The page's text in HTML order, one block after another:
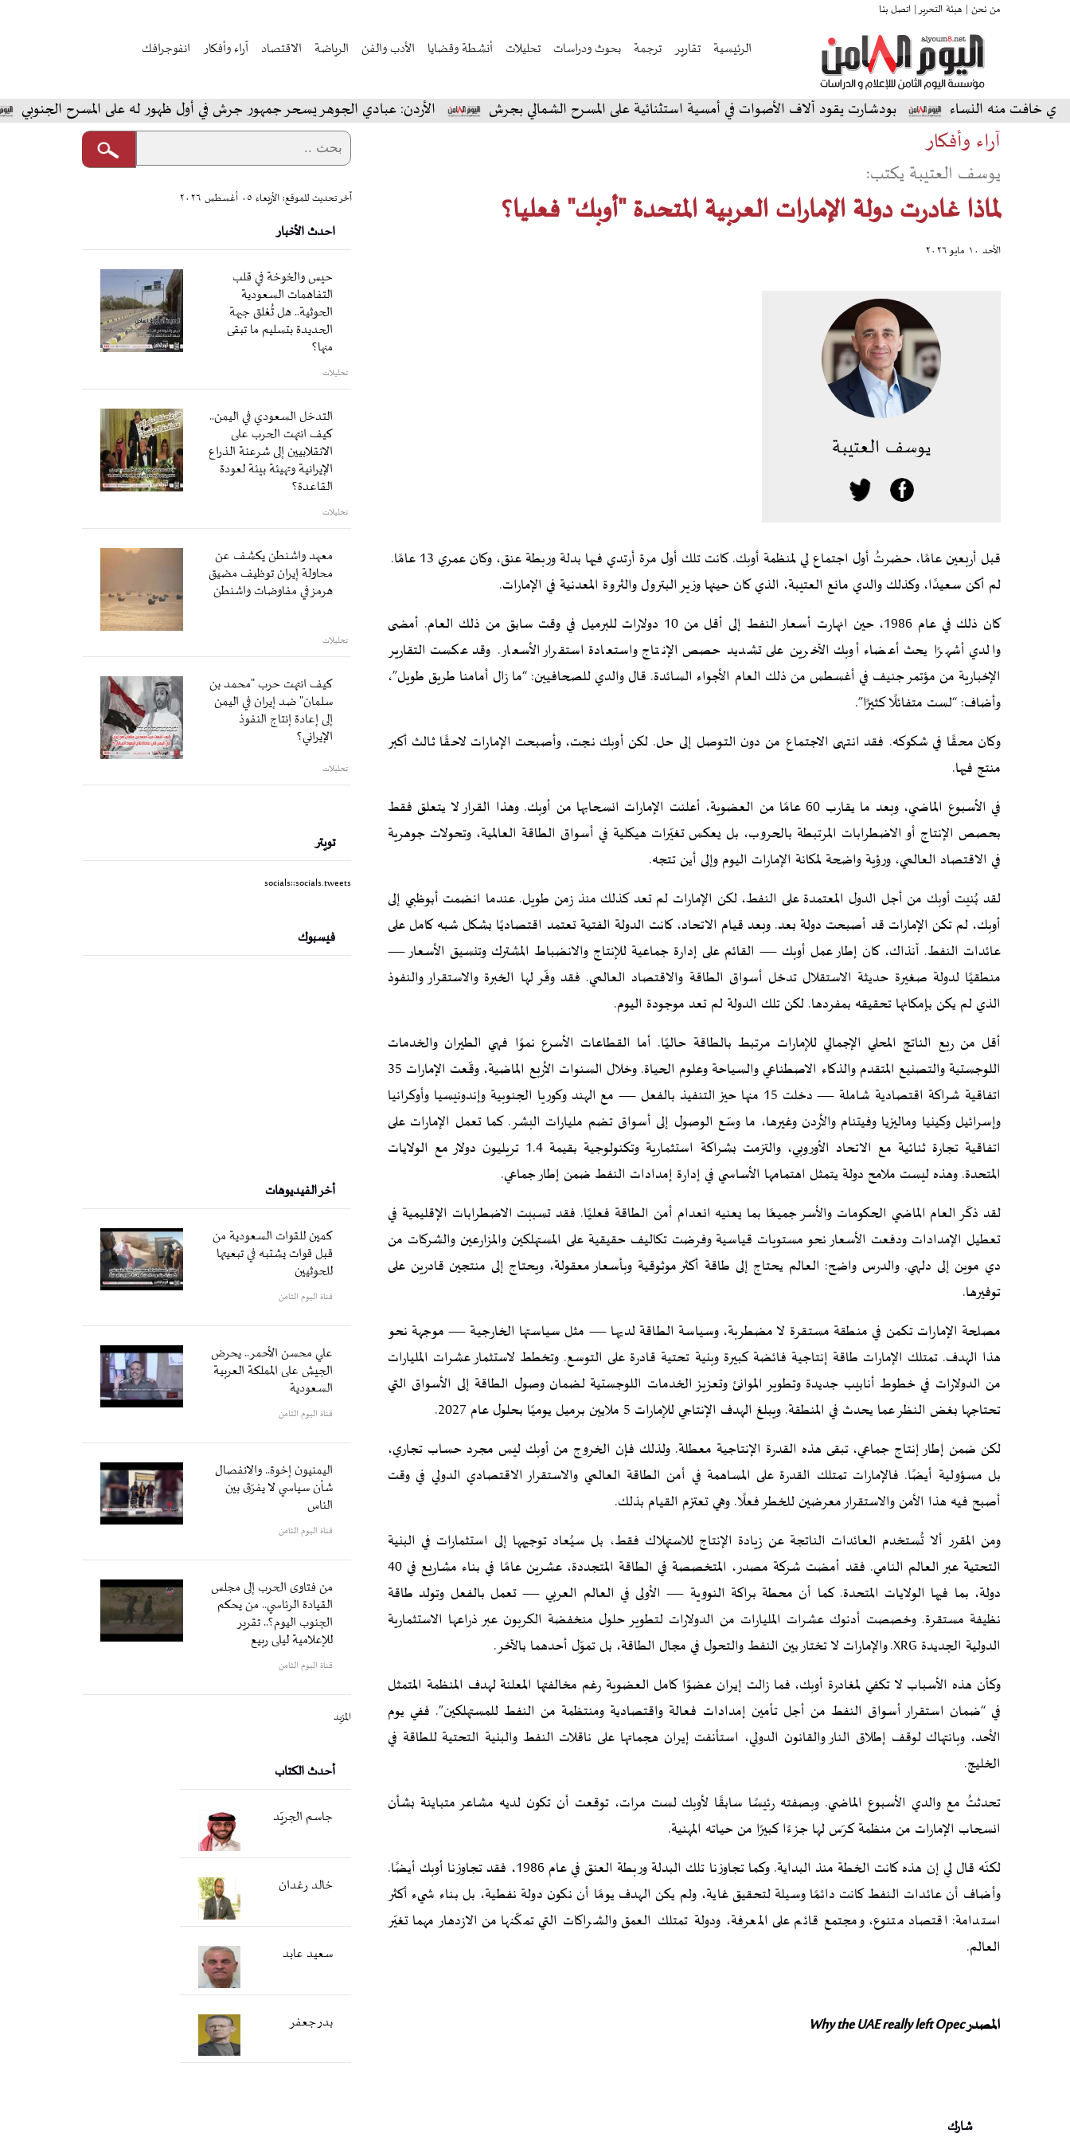
من نحن | هيئة التحرير | اتصل بنا
الرئيسية تقارير ترجمة بحوث ودراسات تحليلات أنشطة وقضايا الأدب والفن الرياضة الاقتصاد آراء وأفكار انفوجرافك
النساء بودشارت يقود آلاف الأصوات في أمسية استثنائية على المسرح الشمالي بجرش الأردن: عبادي الجوهر يسحر جمهور جرش في أول ظهور له على المسرح الجنوبي
آراء وأفكار
يوسف العتيبة يكتب:
لماذا غادرت دولة الإمارات العربية المتحدة "أوبك" فعليا؟
الأحد ١٠ مايو ٢٠٢٦
يوسف العتيبة
قبل أربعين عامًا، حضرتُ أول اجتماع لي لمنظمة أوبك. كانت تلك أول مرة أرتدي فيها بدلة وربطة عنق، وكان عمري 13 عامًا.
لم أكن سعيدًا، وكذلك والدي مانع العتيبة، الذي كان حينها وزير البترول والثروة المعدنية في الإمارات.
كان ذلك في عام 1986، حين انهارت أسعار النفط إلى أقل من 10 دولارات للبرميل في وقت سابق من ذلك العام. أمضى
والدي أشهرًا يحث أعضاء أوبك الآخرين على تشديد حصص الإنتاج واستعادة استقرار الأسعار. وقد عكست التقارير
الإخبارية من مؤتمر جنيف في أغسطس من ذلك العام الأجواء السائدة. قال والدي للصحافيين: “ما زال أمامنا طريق طويل”،
وأضاف: “لست متفائلًا كثيرًا”.
وكان محقًا في شكوكه. فقد انتهى الاجتماع من دون التوصل إلى حل. لكن أوبك نجت، وأصبحت الإمارات لاحقًا ثالث أكبر
منتج فيها.
في الأسبوع الماضي، وبعد ما يقارب 60 عامًا من العضوية، أعلنت الإمارات انسحابها من أوبك. وهذا القرار لا يتعلق فقط
بحصص الإنتاج أو الاضطرابات المرتبطة بالحروب، بل يعكس تغيّرات هيكلية في أسواق الطاقة العالمية، وتحولات جوهرية
في الاقتصاد العالمي، ورؤية واضحة لمكانة الإمارات اليوم وإلى أين تتجه.
لقد بُنيت أوبك من أجل الدول المعتمدة على النفط، لكن الإمارات لم تعد كذلك منذ زمن طويل. عندما انضمت أبوظبي إلى
أوبك، لم تكن الإمارات قد أصبحت دولة بعد. وبعد قيام الاتحاد، كانت الدولة الفتية تعتمد اقتصاديًا بشكل شبه كامل على
عائدات النفط. آنذاك، كان إطار عمل أوبك — القائم على إدارة جماعية للإنتاج والانضباط المشترك وتنسيق الأسعار —
منطقيًا لدولة صغيرة حديثة الاستقلال تدخل أسواق الطاقة والاقتصاد العالمي. فقد وفّر لها الخبرة والاستقرار والنفوذ
الذي لم يكن بإمكانها تحقيقه بمفردها. لكن تلك الدولة لم تعد موجودة اليوم.
أقل من ربع الناتج المحلي الإجمالي للإمارات مرتبط بالطاقة حاليًا. أما القطاعات الأسرع نموًا فهي الطيران والخدمات
اللوجستية والتصنيع المتقدم والذكاء الاصطناعي والسياحة وعلوم الحياة. وخلال السنوات الأربع الماضية، وقّعت الإمارات 35
اتفاقية شراكة اقتصادية شاملة — دخلت 15 منها حيز التنفيذ بالفعل — مع الهند وكوريا الجنوبية وإندونيسيا وأوكرانيا
وإسرائيل وكينيا وماليزيا وفيتنام والأردن وغيرها، ما وسّع الوصول إلى أسواق تضم مليارات البشر. كما تعمل الإمارات على
اتفاقية تجارة ثنائية مع الاتحاد الأوروبي، والتزمت بشراكة استثمارية وتكنولوجية بقيمة 1.4 تريليون دولار مع الولايات
المتحدة. وهذه ليست ملامح دولة يتمثل اهتمامها الأساسي في إدارة إمدادات النفط ضمن إطار جماعي.
لقد ذكّر العام الماضي الحكومات والأسر جميعًا بما يعنيه انعدام أمن الطاقة فعليًا. فقد تسببت الاضطرابات الإقليمية في
تعطيل الإمدادات ودفعت الأسعار نحو مستويات قياسية وفرضت تكاليف حقيقية على المستهلكين والمزارعين والشركات من
دي موين إلى دلهي. والدرس واضح: العالم يحتاج إلى طاقة أكثر موثوقية وبأسعار معقولة، ويحتاج إلى منتجين قادرين على
توفيرها.
مصلحة الإمارات تكمن في منطقة مستقرة لا مضطربة، وسياسة الطاقة لديها — مثل سياستها الخارجية — موجهة نحو
هذا الهدف. تمتلك الإمارات طاقة إنتاجية فائضة كبيرة وبنية تحتية قادرة على التوسع. وتخطط لاستثمار عشرات المليارات
من الدولارات في خطوط أنابيب جديدة وتطوير الموانئ وتعزيز الخدمات اللوجستية لضمان وصول الطاقة إلى الأسواق التي
تحتاجها بغض النظر عما يحدث في المنطقة. ويبلغ الهدف الإنتاجي للإمارات 5 ملايين برميل يوميًا بحلول عام 2027.
لكن ضمن إطار إنتاج جماعي، تبقى هذه القدرة الإنتاجية معطلة. ولذلك فإن الخروج من أوبك ليس مجرد حساب تجاري،
بل مسؤولية أيضًا. فالإمارات تمتلك القدرة على المساهمة في أمن الطاقة العالمي والاستقرار الاقتصادي الدولي في وقت
أصبح فيه هذا الأمن والاستقرار معرضين للخطر فعلًا. وهي تعتزم القيام بذلك.
ومن المقرر ألا تُستخدم العائدات الناتجة عن زيادة الإنتاج للاستهلاك فقط، بل سيُعاد توجيهها إلى استثمارات في البنية
التحتية عبر العالم النامي. فقد أمضت شركة مصدر، المتخصصة في الطاقة المتجددة، عشرين عامًا في بناء مشاريع في 40
دولة، بما فيها الولايات المتحدة. كما أن محطة براكة النووية — الأولى في العالم العربي — تعمل بالفعل وتولد طاقة
نظيفة مستقرة. وخصصت أدنوك عشرات المليارات من الدولارات لتطوير حلول منخفضة الكربون عبر ذراعها الاستثمارية
الدولية الجديدة XRG. والإمارات لا تختار بين النفط والتحول في مجال الطاقة، بل تموّل أحدهما بالآخر.
وكأن هذه الأسباب لا تكفي لمغادرة أوبك، فما زالت إيران عضوًا كامل العضوية رغم مخالفتها المعلنة لهدف المنظمة المتمثل
في “ضمان استقرار أسواق النفط من أجل تأمين إمدادات فعالة واقتصادية ومنتظمة من النفط للمستهلكين”. ففي يوم
الأحد، وبانتهاك لوقف إطلاق النار والقانون الدولي، استأنفت إيران هجماتها على ناقلات النفط والبنية التحتية للطاقة في
الخليج.
تحدثتُ مع والدي الأسبوع الماضي. وبصفته رئيسًا سابقًا لأوبك لست مرات، توقعت أن تكون لديه مشاعر متباينة بشأن
انسحاب الإمارات من منظمة كرّس لها جزءًا كبيرًا من حياته المهنية.
لكنّه قال لي إن هذه كانت الخطة منذ البداية. وكما تجاوزنا تلك البدلة وربطة العنق في عام 1986، فقد تجاوزنا أوبك أيضًا.
وأضاف أن عائدات النفط كانت دائمًا وسيلة لتحقيق غاية، ولم يكن الهدف يومًا أن نكون دولة نفطية، بل بناء شيء أكثر
استدامة: اقتصاد متنوع، ومجتمع قائم على المعرفة، ودولة تمتلك العمق والشراكات التي تمكّنها من الازدهار مهما تغيّر
العالم.
المصدرWhy the UAE really left Opec
شارك
آخر تحديث للموقع: الأربعاء ٠٥ أغسطس ٢٠٢٦
احدث الأخبار
حيس والخوخة في قلب
التفاهمات السعودية
الحوثية.. هل تُغلق جبهة
الحديدة بتسليم ما تبقى
منها؟
تحليلات
التدخل السعودي في اليمن..
كيف انتهت الحرب على
الانقلابيين إلى شرعنة الذراع
الإيرانية وتهيئة بيئة لعودة
القاعدة؟
تحليلات
معهد واشنطن يكشف عن
محاولة إيران توظيف مضيق
هرمز في مفاوضات واشنطن
تحليلات
كيف انتهت حرب "محمد بن
سلمان" ضد إيران في اليمن
إلى إعادة إنتاج النفوذ
الإيراني؟
تحليلات
تويتر
socials::socials.tweets
فيسبوك
أخر الفيديوهات
كمين للقوات السعودية من
قبل قوات يشتبه في تبعيتها
للحوثيين
قناة اليوم الثامن
علي محسن الأحمر.. يحرض
الجيش على المملكة العربية
السعودية
قناة اليوم الثامن
اليمنيون إخوة.. والانفصال
شأن سياسي لا يفرّق بين
الناس
قناة اليوم الثامن
من فتاوى الحرب إلى مجلس
القيادة الرئاسي.. من يحكم
الجنوب اليوم؟.. تقرير
للإعلامية ليلى ربيع
قناة اليوم الثامن
المزيد
أحدث الكتاب
جاسم الجريّد
خالد رغدان
سعید عابد
بدر جعفر